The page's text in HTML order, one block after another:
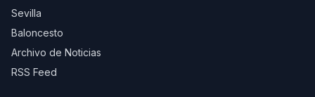
Sevilla
Baloncesto
Archivo de Noticias
RSS Feed